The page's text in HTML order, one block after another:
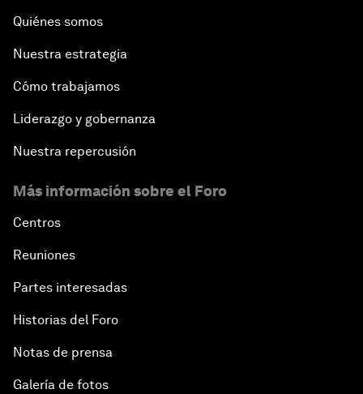
Quiénes somos
Nuestra estrategia
Cómo trabajamos
Liderazgo y gobernanza
Nuestra repercusión
Más información sobre el Foro
Centros
Reuniones
Partes interesadas
Historias del Foro
Notas de prensa
Galería de fotos